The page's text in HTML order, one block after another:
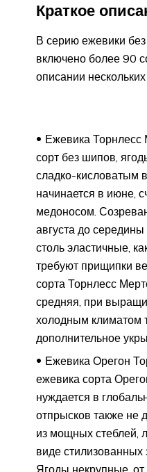
Краткое
В серию ежевики
включено более 90
описании нескольких
Ежевика
сорт без шипов,
сладко-кисловатым
начинается в июне,
медоносом.
августа до
столь эластичные,
требуют прищипки
сорта Торнлесс
средняя, при
холодным климатом
дополнительное
Ежевика Орегон
ежевика сорта
нуждается в
отпрысков также не
из мощных стеблей,
виде стилизованных
Ягоды некрупные,